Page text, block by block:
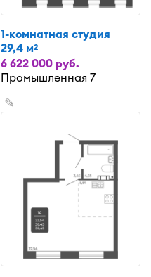
1-комнатная студия
29,4 м2
6 622 000 руб.
Промышленная 7
✎